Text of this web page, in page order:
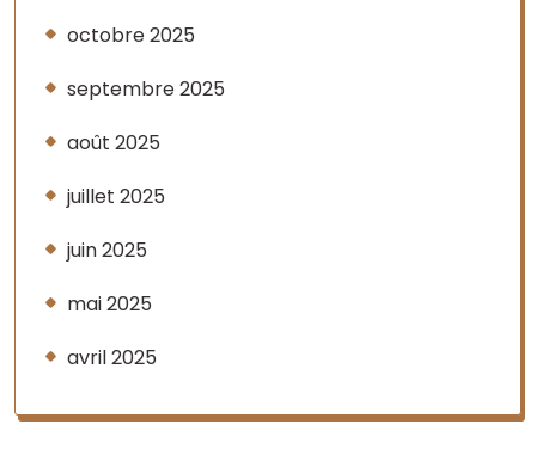
octobre 2025
septembre 2025
août 2025
juillet 2025
juin 2025
mai 2025
avril 2025